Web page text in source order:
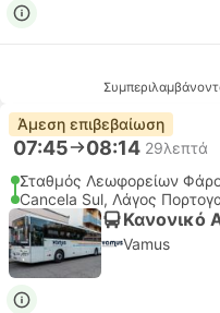
Άμεση επιβεβαίωση
07:45 08:14 29λεπτά
Σταθμός Λεωφορείων
Cancela Sul, Λάγος
Κανονικό
Vamus